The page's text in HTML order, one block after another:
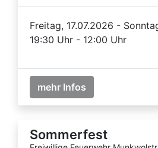
Freitag, 17.07.2026 -
19:30 Uhr - 12:00 Uhr
mehr Infos
Sommerfest